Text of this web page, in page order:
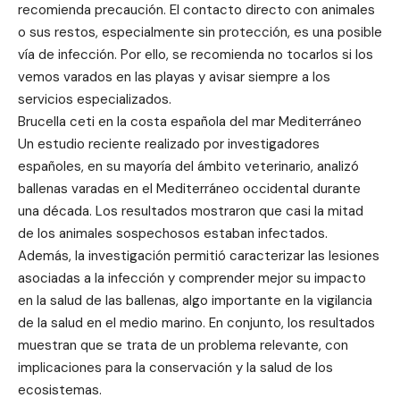
recomienda precaución. El contacto directo con animales
o sus restos, especialmente sin protección, es una posible
vía de infección. Por ello, se recomienda no tocarlos si los
vemos varados en las playas y avisar siempre a los
servicios especializados.
Brucella ceti en la costa española del mar Mediterráneo
Un estudio reciente realizado por investigadores
españoles, en su mayoría del ámbito veterinario, analizó
ballenas varadas en el Mediterráneo occidental durante
una década. Los resultados mostraron que casi la mitad
de los animales sospechosos estaban infectados.
Además, la investigación permitió caracterizar las lesiones
asociadas a la infección y comprender mejor su impacto
en la salud de las ballenas, algo importante en la vigilancia
de la salud en el medio marino. En conjunto, los resultados
muestran que se trata de un problema relevante, con
implicaciones para la conservación y la salud de los
ecosistemas.